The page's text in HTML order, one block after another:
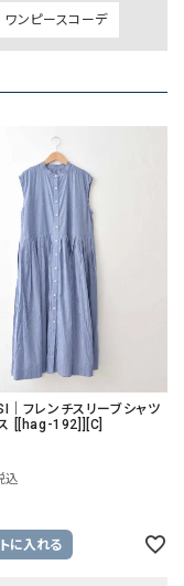
ワンピースコーデ
｜フレンチスリーブシャツ
[[hag-192]][C]
込
に入れる